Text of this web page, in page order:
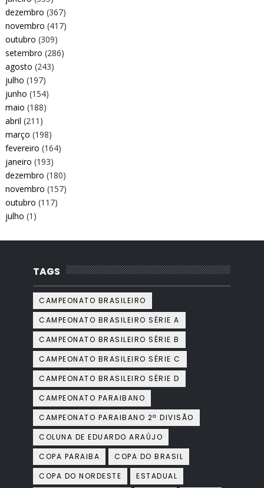
dezembro (367)
novembro (417)
outubro (309)
setembro (286)
agosto (243)
julho (197)
junho (154)
maio (188)
abril (211)
março (198)
fevereiro (164)
janeiro (193)
dezembro (180)
novembro (157)
outubro (117)
julho (1)
TAGS
CAMPEONATO BRASILEIRO
CAMPEONATO BRASILEIRO SÉRIE A
CAMPEONATO BRASILEIRO SÉRIE B
CAMPEONATO BRASILEIRO SÉRIE C
CAMPEONATO BRASILEIRO SÉRIE D
CAMPEONATO PARAIBANO
CAMPEONATO PARAIBANO 2ª DIVISÃO
COLUNA DE EDUARDO ARAÚJO
COPA PARAIBA
COPA DO BRASIL
COPA DO NORDESTE
ESTADUAL